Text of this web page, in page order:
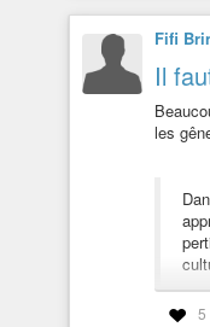
Fifi
Il
les
Lire 5